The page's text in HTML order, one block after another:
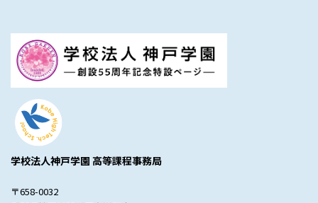
学校法人神戸学園 高等課程事務局
〒658-0032